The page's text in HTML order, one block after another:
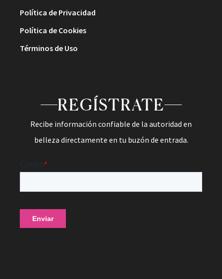
Política de Privacidad
Política de Cookies
Términos de Uso
REGÍSTRATE
Recibe información confiable de la autoridad en
belleza directamente en tu buzón de entrada.